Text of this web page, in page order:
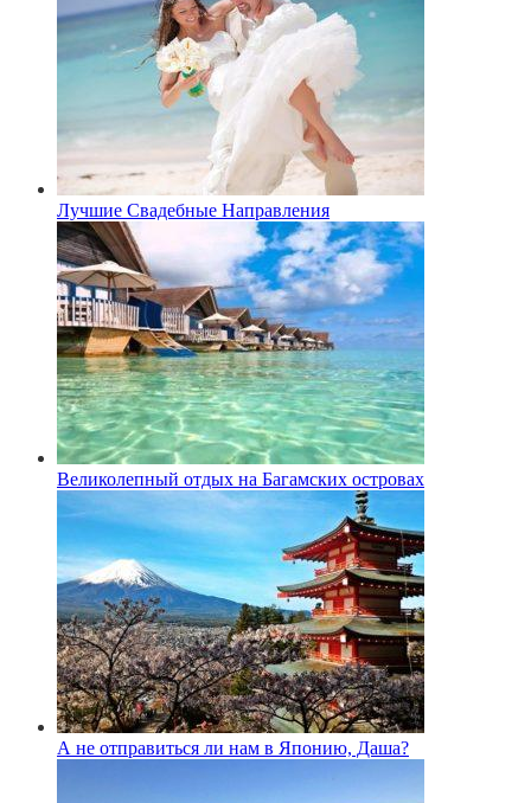
Лучшие Свадебные Направления
Великолепный отдых на Багамских островах
А не отправиться ли нам в Японию, Даша?